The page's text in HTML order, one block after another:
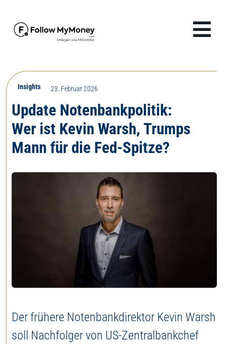
Inhalt
Finanzwissen
Insights 23. Februar 2026
Update Notenbankpolitik:
Wer ist Kevin Warsh, Trumps
Mann für die Fed-Spitze?
Der frühere Notenbankdirektor Kevin Warsh
soll Nachfolger von US-Zentralbankchef